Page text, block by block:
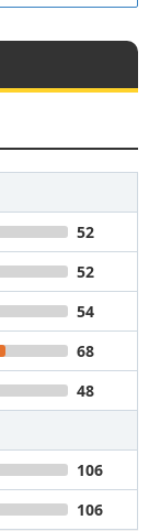
52
52
54
68
48
106
106